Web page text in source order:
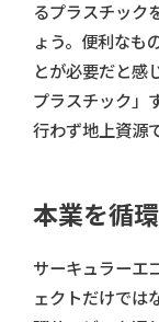
るプラスチック
ょう。便利なも
とが必要だと感
プラスチック」
行わず地上資源
本業を循
サーキュラーエ
ェクトだけでは